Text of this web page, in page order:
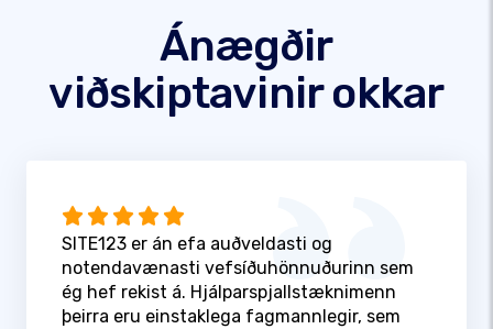
Ánægðir
viðskiptavinir okkar
SITE123 er án efa auðveldasti og
notendavænasti vefsíðuhönnuðurinn sem
ég hef rekist á. Hjálparspjallstæknimenn
þeirra eru einstaklega fagmannlegir, sem